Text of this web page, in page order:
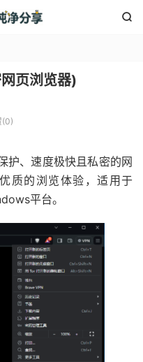

页浏览器)
(0)
护、速度极快且私密的网
质的浏览体验，适用于
平台。